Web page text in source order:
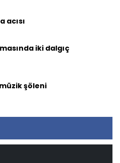
acısı
iki dalgıç
şöleni